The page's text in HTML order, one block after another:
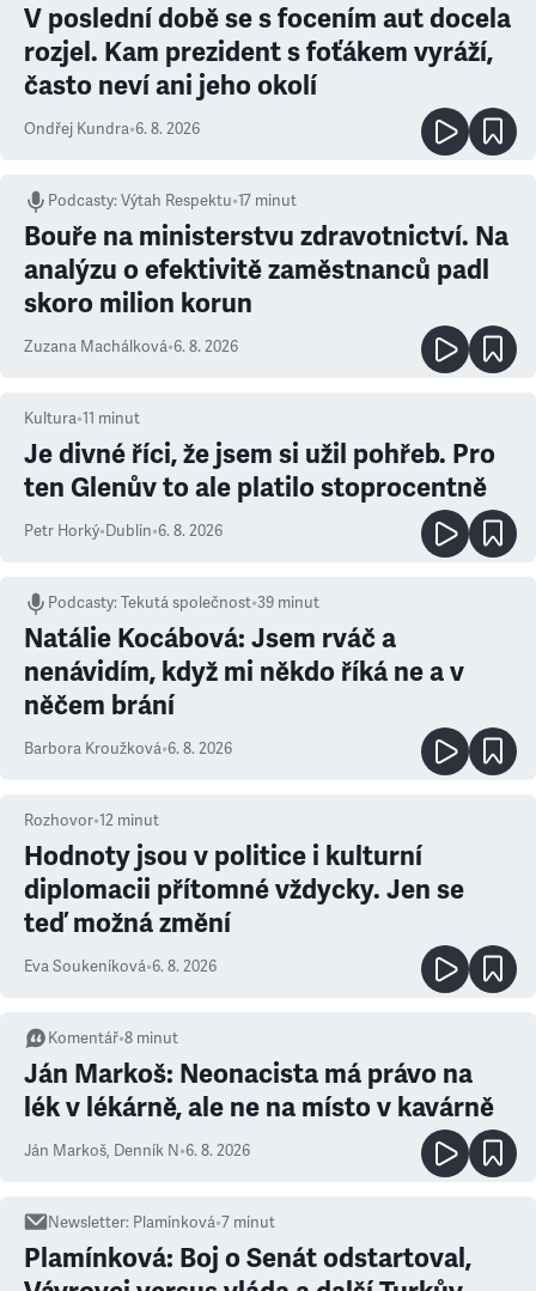
V poslední době se s focením aut docela
rozjel. Kam prezident s foťákem vyráží,
často neví ani jeho okolí
Ondřej Kundra•6. 8. 2026
Podcasty:Výtah Respektu•17 minut
Bouře na ministerstvu zdravotnictví. Na
analýzu o efektivitě zaměstnanců padl
skoro milion korun
Zuzana Machálková•6. 8. 2026
Kultura•11 minut
Je divné říci, že jsem si užil pohřeb. Pro
ten Glenův to ale platilo stoprocentně
Petr Horký•Dublin•6. 8. 2026
Podcasty:Tekutá společnost•39 minut
Natálie Kocábová: Jsem rváč a
nenávidím, když mi někdo říká ne a v
něčem brání
Barbora Kroužková•6. 8. 2026
Rozhovor•12 minut
Hodnoty jsou v politice i kulturní
diplomacii přítomné vždycky. Jen se
teď možná změní
Eva Soukeníková•6. 8. 2026
Komentář•8 minut
Ján Markoš: Neonacista má právo na
lék v lékárně, ale ne na místo v kavárně
Ján Markoš, Denník N•6. 8. 2026
Newsletter: Plamínková•7 minut
Plamínková: Boj o Senát odstartoval,